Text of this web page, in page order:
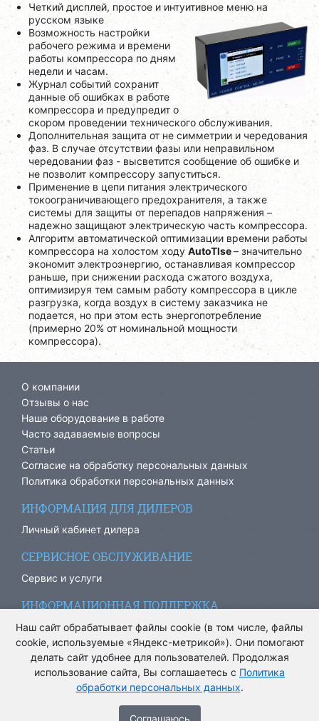
Четкий дисплей, простое и интуитивное меню на
русском языке
Возможность настройки
рабочего режима и времени
работы компрессора по дням
недели и часам.
Журнал событий сохранит
данные об ошибках в работе
компрессора и предупредит о
скором проведении технического обслуживания.
Дополнительная защита от не симметрии и чередования
фаз. В случае отсутствии фазы или неправильном
чередовании фаз - высветится сообщение об ошибке и
не позволит компрессору запуститься.
Применение в цепи питания электрического
токоограничивающего предохранителя, а также
системы для защиты от перепадов напряжения –
надежно защищают электрическую часть компрессора.
Алгоритм автоматической оптимизации времени работы
компрессора на холостом ходу AutoTlse– значительно
экономит электроэнергию, останавливая компрессор
раньше, при снижении расхода сжатого воздуха,
оптимизируя тем самым работу компрессора в цикле
разгрузка, когда воздух в систему заказчика не
подается, но при этом есть энергопотребление
(примерно 20% от номинальной мощности
компрессора).
О компании
Отзывы о нас
Наше оборудование в работе
Часто задаваемые вопросы
Статьи
Согласие на обработку персональных данных
Политика обработки персональных данных
ИНФОРМАЦИЯ ДЛЯ ДИЛЕРОВ
Личный кабинет дилера
СЕРВИСНОЕ ОБСЛУЖИВАНИЕ
Сервис и услуги
ИНФОРМАЦИОННАЯ ПОДДЕРЖКА
info@ariacom.ru
® Все права защищены. 2013-2026. Информация на сайте
носит информационный характер и не является публичной
Наш сайт обрабатывает файлы cookie (в том числе, файлы
cookie, используемые «Яндекс-метрикой»). Они помогают
делать сайт удобнее для пользователей. Продолжая
использование сайта, Вы соглашаетесь с Политика
обработки персональных данных.
Cоглашаюсь